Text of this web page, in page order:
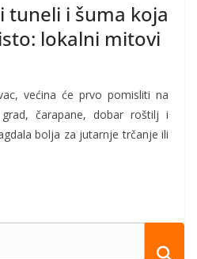
tuneli i šuma koja
lokalni mitovi
, većina će prvo pomisliti na
čarapane, dobar roštilj i
bolja za jutarnje trčanje ili